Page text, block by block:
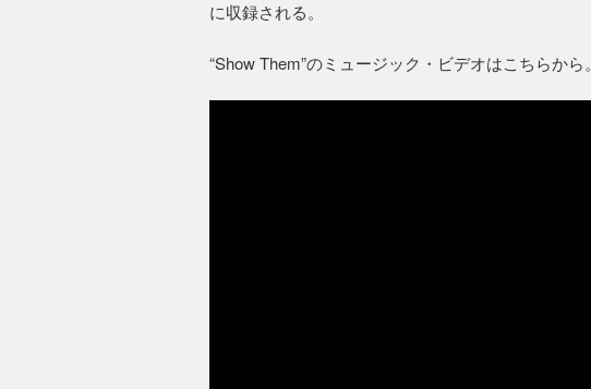
に収録される。
“Show Them”のミュージック・ビデオはこちらから。